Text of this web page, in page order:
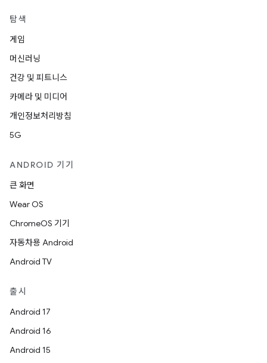
탐색
게임
머신러닝
건강 및 피트니스
카메라 및 미디어
개인정보처리방침
5G
ANDROID 기기
큰 화면
Wear OS
ChromeOS 기기
자동차용 Android
Android TV
출시
Android 17
Android 16
Android 15